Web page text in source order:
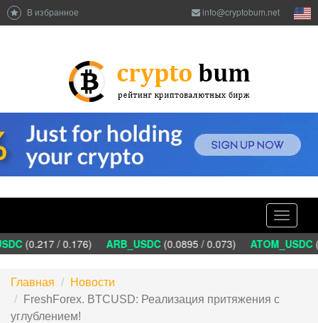
В избранное info@cryptobum.net
Toggle
(0.217 / 0.176) ARB_USDC(0.0895 / 0.073) ATOM_USDC
Главная
Новости
FreshForex. BTCUSD: Реализация притяжения с
углублением!